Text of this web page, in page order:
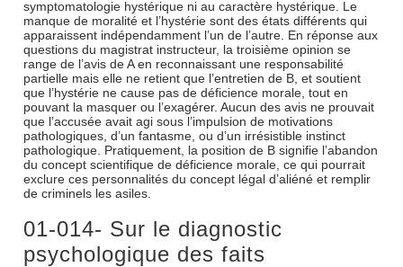
symptomatologie hystérique ni au caractère hystérique. Le
manque de moralité et l’hystérie sont des états différents qui
apparaissent indépendamment l’un de l’autre. En réponse aux
questions du magistrat instructeur, la troisième opinion se
range de l’avis de A en reconnaissant une responsabilité
partielle mais elle ne retient que l’entretien de B, et soutient
que l’hystérie ne cause pas de déficience morale, tout en
pouvant la masquer ou l’exagérer. Aucun des avis ne prouvait
que l’accusée avait agi sous l’impulsion de motivations
pathologiques, d’un fantasme, ou d’un irrésistible instinct
pathologique. Pratiquement, la position de B signifie l’abandon
du concept scientifique de déficience morale, ce qui pourrait
exclure ces personnalités du concept légal d’aliéné et remplir
de criminels les asiles.
01-014- Sur le diagnostic
psychologique des faits